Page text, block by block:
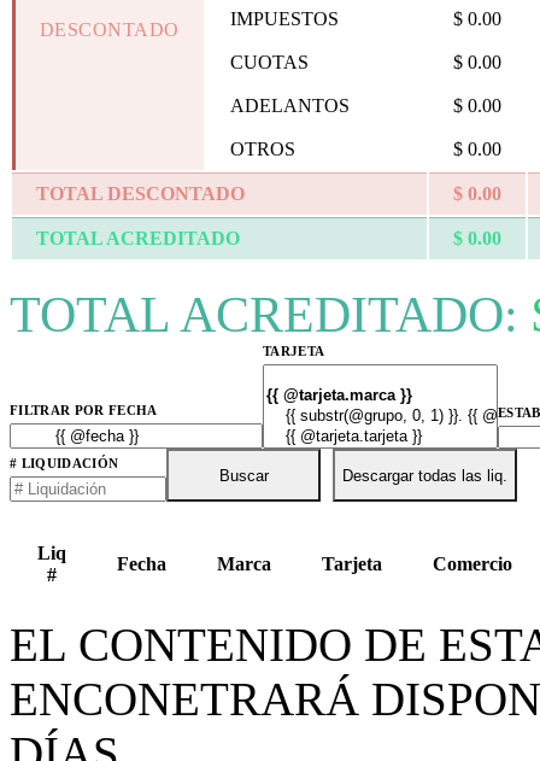
DESCONTADO
IMPUESTOS $ 0.00
CUOTAS $ 0.00
ADELANTOS $ 0.00
OTROS $ 0.00
TOTAL DESCONTADO $ 0.00
TOTAL ACREDITADO $ 0.00
TOTAL ACREDITADO:
FILTRAR POR FECHA
TARJETA
# LIQUIDACIÓN
Buscar Descargar todas las liq.
Liq
#
Fecha Marca Tarjeta Comercio
EL CONTENIDO DE
ENCONETRARÁ